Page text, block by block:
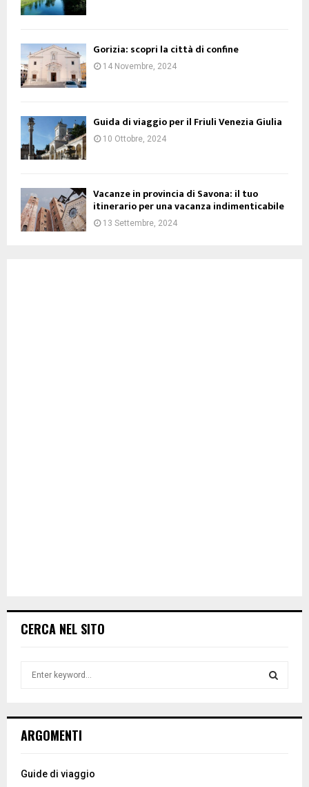
Gorizia: scopri la città di confine
14 Novembre, 2024
Guida di viaggio per il Friuli Venezia Giulia
10 Ottobre, 2024
Vacanze in provincia di Savona: il tuo
itinerario per una vacanza indimenticabile
13 Settembre, 2024
CERCA NEL SITO
h
o
ARGOMENTI
Guide di viaggio